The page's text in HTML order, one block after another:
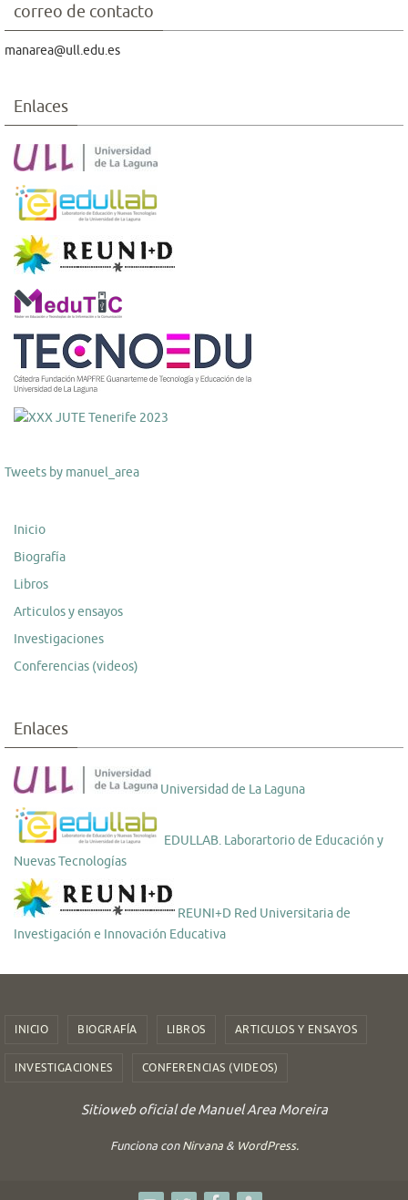
correo de contacto
manarea@ull.edu.es
Enlaces
Tweets by manuel_area
Inicio
Biografía
Libros
Articulos y ensayos
Investigaciones
Conferencias (videos)
Enlaces
Universidad de La Laguna
EDULLAB. Laborartorio de Educación y
Nuevas Tecnologías
REUNI+D Red Universitaria de
Investigación e Innovación Educativa
INICIO BIOGRAFÍA LIBROS ARTICULOS Y ENSAYOS
INVESTIGACIONES CONFERENCIAS (VIDEOS)
Sitioweb oficial de Manuel Area Moreira
Funciona conNirvana& WordPress.